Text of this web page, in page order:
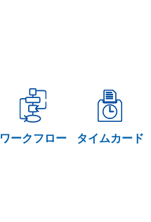
ワークフロー タイムカード